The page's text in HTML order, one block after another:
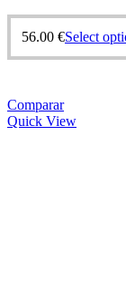
56.00 €Select
Comparar
Quick View